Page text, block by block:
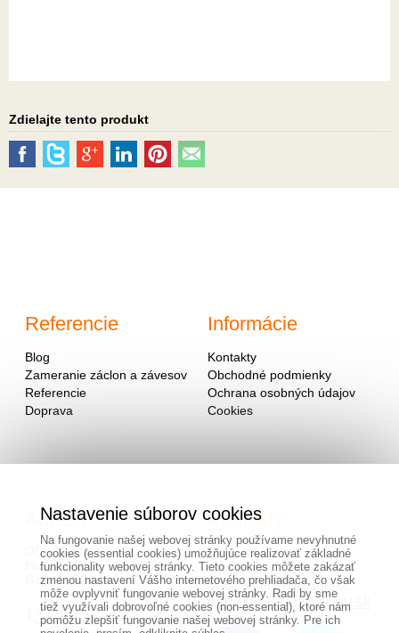
Zdielajte tento produkt
Referencie
Blog
Zameranie záclon a závesov
Referencie
Doprava
Informácie
Kontakty
Obchodné podmienky
Ochrana osobných údajov
Cookies
Adresa
OD - Mladosť
Hlavná 951
Galanta 924 01
Kontakty
0940 091 999
alebo na mailovej adrese
info@hotovezaclony.sk
Nastavenie súborov cookies
Na fungovanie našej webovej stránky používame nevyhnutné
cookies (essential cookies) umožňujúce realizovať základné
funkcionality webovej stránky. Tieto cookies môžete zakázať
zmenou nastavení Vášho internetového prehliadača, čo však
môže ovplyvniť fungovanie webovej stránky. Radi by sme
tiež využívali dobrovoľné cookies (non-essential), ktoré nám
pomôžu zlepšiť fungovanie našej webovej stránky. Pre ich